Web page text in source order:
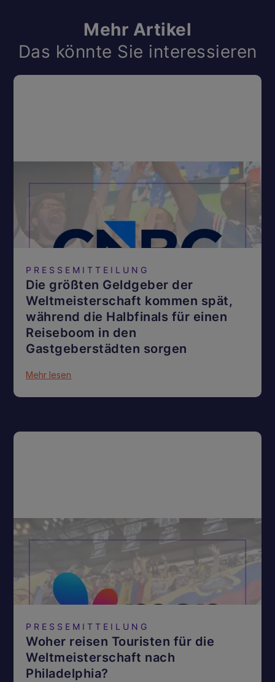
Mehr Artikel
Das könnte Sie interessieren
PRESSEMITTEILUNG
Die größten Geldgeber der
Weltmeisterschaft kommen spät,
während die Halbfinals für einen
Reiseboom in den
Gastgeberstädten sorgen
Mehr lesen
PRESSEMITTEILUNG
Woher reisen Touristen für die
Weltmeisterschaft nach
Philadelphia?